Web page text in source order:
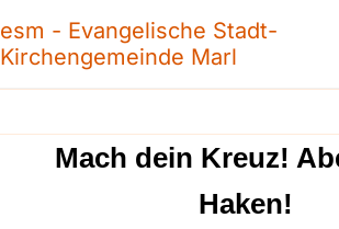
esm - Evangelische Stadt-
Kirchengemeinde Marl
Mach dein Kreuz!
Haken!